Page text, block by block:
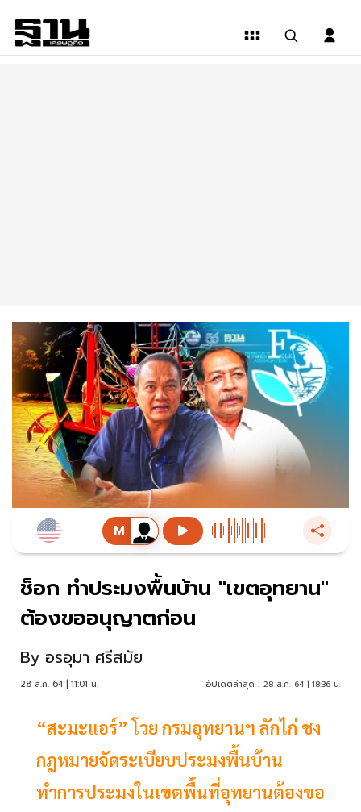
ช็อก ทำประมงพื้นบ้าน "เขตอุทยาน"
ต้องขออนุญาตก่อน
By อรอุมา ศรีสมัย
28 ส.ค. 64 | 11:01 น. อัปเดตล่าสุด : 28 ส.ค. 64 | 18:36 น.
“สะมะแอร์” โวย กรมอุทยานฯ ลักไก่ ชง
กฎหมายจัดระเบียบประมงพื้นบ้าน
ทำการประมงในเขตพื้นที่อุทยานต้องขอ